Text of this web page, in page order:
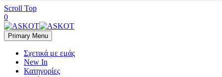
Scroll Top
0
Primary Menu
Σχετικά με εμάς
New In
Κατηγορίες